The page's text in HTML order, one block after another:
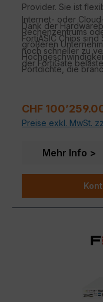
Provider. Sie ist
Internet- oder
Rechenzentrums
größeren
Portdichte, die
schnell und sicher
Dank der
FortiASIC Chips
noch schneller zu
der FortiGate
Regulärer Preis:
CHF
Preise exkl. MwSt.
Mehr Info